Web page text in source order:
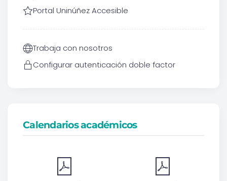
Portal Uninúñez Accesible
Trabaja con nosotros
Configurar autenticación doble factor
Calendarios académicos